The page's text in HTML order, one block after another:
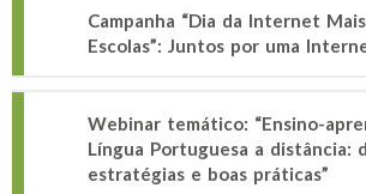
Campanha “Dia da Internet
Escolas”: Juntos por uma
Webinar temático: “Ensino-
Língua Portuguesa a distância:
estratégias e boas práticas”